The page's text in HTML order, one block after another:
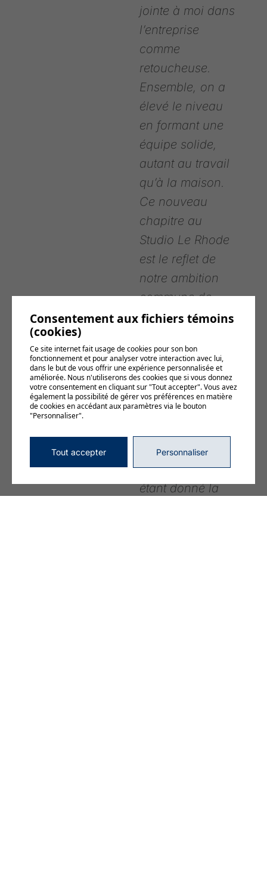
jointe à moi dans
l’entreprise
comme
retoucheuse.
Ensemble, on a
élevé le niveau
en formant une
équipe solide,
autant au travail
qu’à la maison.
Ce nouveau
chapitre au
Studio Le Rhode
est le reflet de
notre ambition
commune de
faire rayonner
clients. Par
ailleurs, le site
est central au
cœur de Trois-
permet un
meilleur accès
étant donné la
Consentement aux fichiers témoins
(cookies)
Ce site internet fait usage de cookies pour son bon
fonctionnement et pour analyser votre interaction avec lui,
dans le but de vous offrir une expérience personnalisée et
améliorée. Nous n'utiliserons des cookies que si vous donnez
votre consentement en cliquant sur "Tout accepter". Vous avez
également la possibilité de gérer vos préférences en matière
de cookies en accédant aux paramètres via le bouton
"Personnaliser".
Tout accepter Personnaliser